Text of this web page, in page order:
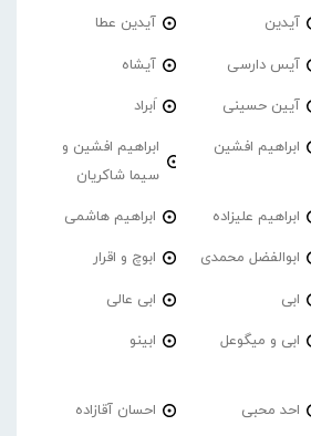
آیدین آیدین عطا
آیس دارسی آیشاه
آیین حسینی اَبراد
ابراهیم افشین
ابراهیم افشین و
سیما شاکریان
ابراهیم علیزاده ابراهیم هاشمی
ابوالفضل محمدی ابوچ و اقرار
ابی ابی عالی
ابی و میگوعل ابینو
احد محبی احسان آقازاده